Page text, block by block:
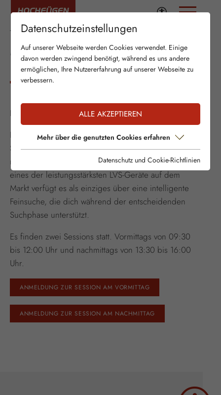
TESTE DEIN WISSEN
MAMMUT SAFETY
ROADSHOW
Die SafetyRoadshow ist da!
Nimm am 08. Februar an der Mammut Snow
SafetySession teil und trainiere dein Lawinenwissen
mit dem Team hinter dem BarryvoxS2 im Gelände. Als
eines der leistungsstärksten LVS-Geräte auf dem
Markt verfügt es als einziges über eine intelligente
Feinsuche, die dich während der entscheidenden
Suchphase unterstützt.
Es finden zwei Sessions statt. Vormittags von 09:30
bis 12:00 Uhr und nachmittags von 13:30 bis 16:00
Uhr.
ANMELDUNG ZUR SESSION AM VORMITTAG
ANMELDUNG ZUR SESSION AM NACHMITTAG
Datenschutzeinstellungen
Auf unserer Webseite werden Cookies verwendet. Einige
davon werden zwingend benötigt, während es uns andere
ermöglichen, Ihre Nutzererfahrung auf unserer Webseite zu
verbessern.
ALLE AKZEPTIEREN
Mehr über die genutzten Cookies erfahren
Datenschutz und Cookie-Richtlinien